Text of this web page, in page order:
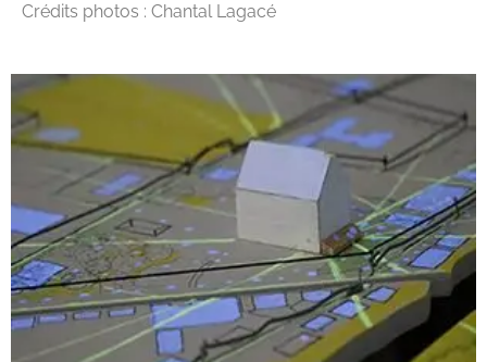
Crédits photos : Chantal Lagacé